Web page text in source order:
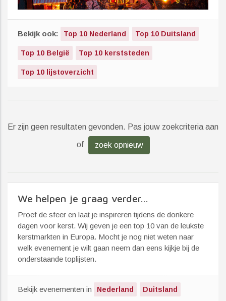
Bekijk ook: Top 10 Nederland Top 10 Duitsland
Top 10 België Top 10 kerststeden
Top 10 lijstoverzicht
Er zijn geen resultaten gevonden. Pas jouw zoekcriteria aan
of zoek opnieuw
We helpen je graag verder...
Proef de sfeer en laat je inspireren tijdens de donkere
dagen voor kerst. Wij geven je een top 10 van de leukste
kerstmarkten in Europa. Mocht je nog niet weten naar
welk evenement je wilt gaan neem dan eens kijkje bij de
onderstaande toplijsten.
Bekijk evenementen in Nederland Duitsland